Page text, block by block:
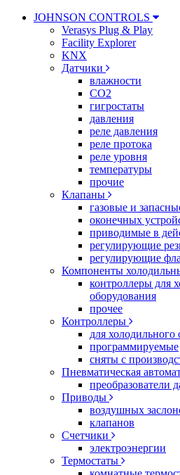
JOHNSON CONTROLS
Verasys Plug & Play
Facility Explorer
KNX
Датчики
влажности
CO2
гигростаты
давления
реле давления
реле протока
реле уровня
температуры
прочие
Клапаны
газовые и
оконечных
приводимые в
регулирующие
регулирующие
Компоненты
контроллеры для
оборудования
прочее
Контроллеры
для холодильного
программируемые
сняты с
Пневматическая
преобразователи
Приводы
воздушных
клапанов
Счетчики
электроэнергии
Термостаты